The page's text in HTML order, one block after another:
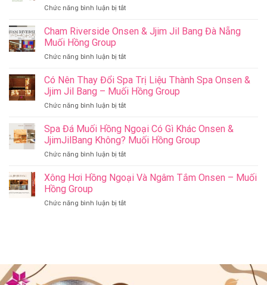
Chức năng bình luận bị tắtở
Những
Ý
Cho
Sức
–
&
Jjim
Bang
Muối
Cham Riverside Onsen & Jjim Jil Bang Đà Nẵng
Muối Hồng Group
Chức năng bình luận bị tắtở
Riverside
Onsen
&
Jjim
Bang
Đà
Muối
Group
Có Nên Thay Đổi Spa Trị Liệu Thành Spa Onsen &
Jjim Jil Bang – Muối Hồng Group
Chức năng bình luận bị tắtở
Nên
Thay
Đổi
Spa
Liệu
Onsen
Muối
Spa Đá Muối Hồng Ngoại Có Gì Khác Onsen &
JjimJilBang Không? Muối Hồng Group
Chức năng bình luận bị tắtở
Đá
Muối
Ngoại
JjimJilBang
Xông Hơi Hồng Ngoại Và Ngâm Tắm Onsen – Muối
Hồng Group
Chức năng bình luận bị tắtở
Ngâm
Onsen